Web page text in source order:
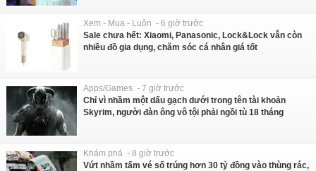
Xem - Mua - Luôn - 6 giờ trước
Sale chưa hết: Xiaomi, Panasonic, Lock&Lock vẫn còn
nhiều đồ gia dụng, chăm sóc cá nhân giá tốt
Apps/Games - 7 giờ trước
Chỉ vì nhầm một dấu gạch dưới trong tên tài khoản
Skyrim, người đàn ông vô tội phải ngồi tù 18 tháng
Khám phá - 8 giờ trước
Vứt nhầm tấm vé số trúng hơn 30 tỷ đồng vào thùng rác,